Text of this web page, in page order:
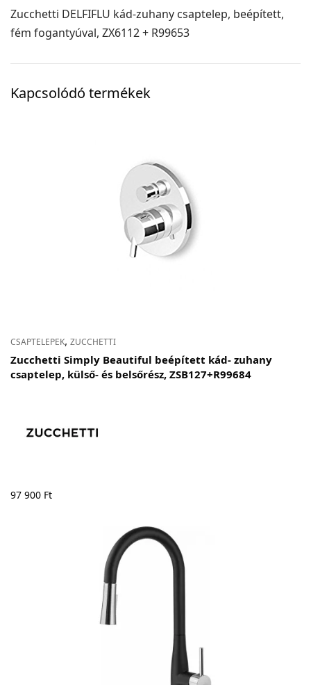
Zucchetti DELFIFLU kád-zuhany csaptelep, beépített,
fém fogantyúval, ZX6112 + R99653
Kapcsolódó termékek
CSAPTELEPEK, ZUCCHETTI
Zucchetti Simply Beautiful beépített kád- zuhany
csaptelep, külső- és belsőrész, ZSB127+R99684
97 900 Ft